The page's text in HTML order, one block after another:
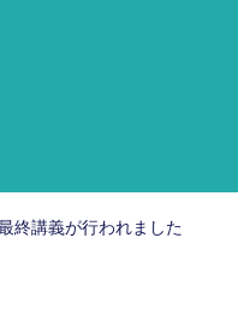
終講義が行われました